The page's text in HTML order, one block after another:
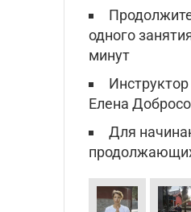
одного
минут
Инструктор
Елена
Для